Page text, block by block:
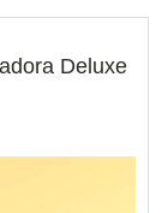
Deluxe